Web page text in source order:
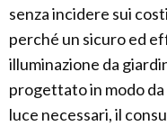
senza incidere sui
perché un sicuro ed
illuminazione da
progettato in modo
luce necessari, il